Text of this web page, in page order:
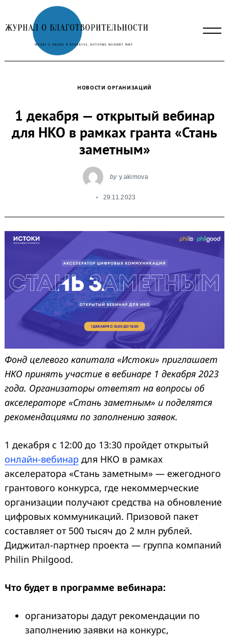
to
content
НОВОСТИ ОРГАНИЗАЦИЙ
1 декабря — открытый вебинар
для НКО в рамках гранта «Стань
заметным»
by y.akimova
29.11.2023
Фонд целевого капитала «Истоки» приглашает
НКО принять участие в вебинаре 1 декабря 2023
года. Организаторы ответят на вопросы об
акселераторе «Стань заметным» и поделятся
рекомендациями по заполнению заявок.
1 декабря с 12:00 до 13:30 пройдет открытый
онлайн-вебинар для НКО в рамках
акселератора «Стань заметным» — ежегодного
грантового конкурса, где некоммерческие
организации получают средства на обновление
цифровых коммуникаций. Призовой пакет
составляет от 500 тысяч до 2 млн рублей.
Диджитал-партнер проекта — группа компаний
Philin Philgood.
Что будет в программе вебинара:
организаторы дадут рекомендации по
заполнению заявки на конкурс,